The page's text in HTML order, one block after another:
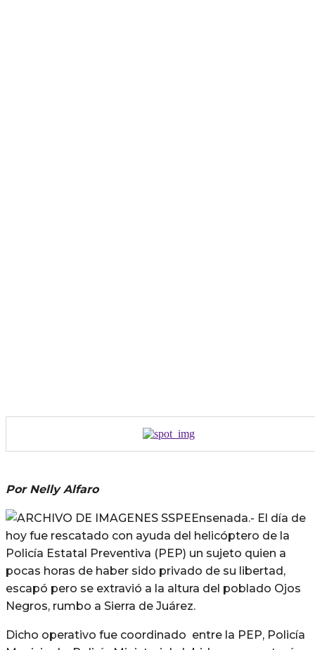
Por Nelly Alfaro
Ensenada.- El día de
hoy fue rescatado con ayuda del helicóptero de la
Policía Estatal Preventiva (PEP) un sujeto quien a
pocas horas de haber sido privado de su libertad,
escapó pero se extravió a la altura del poblado Ojos
Negros, rumbo a Sierra de Juárez.
Dicho operativo fue coordinado entre la PEP, Policía